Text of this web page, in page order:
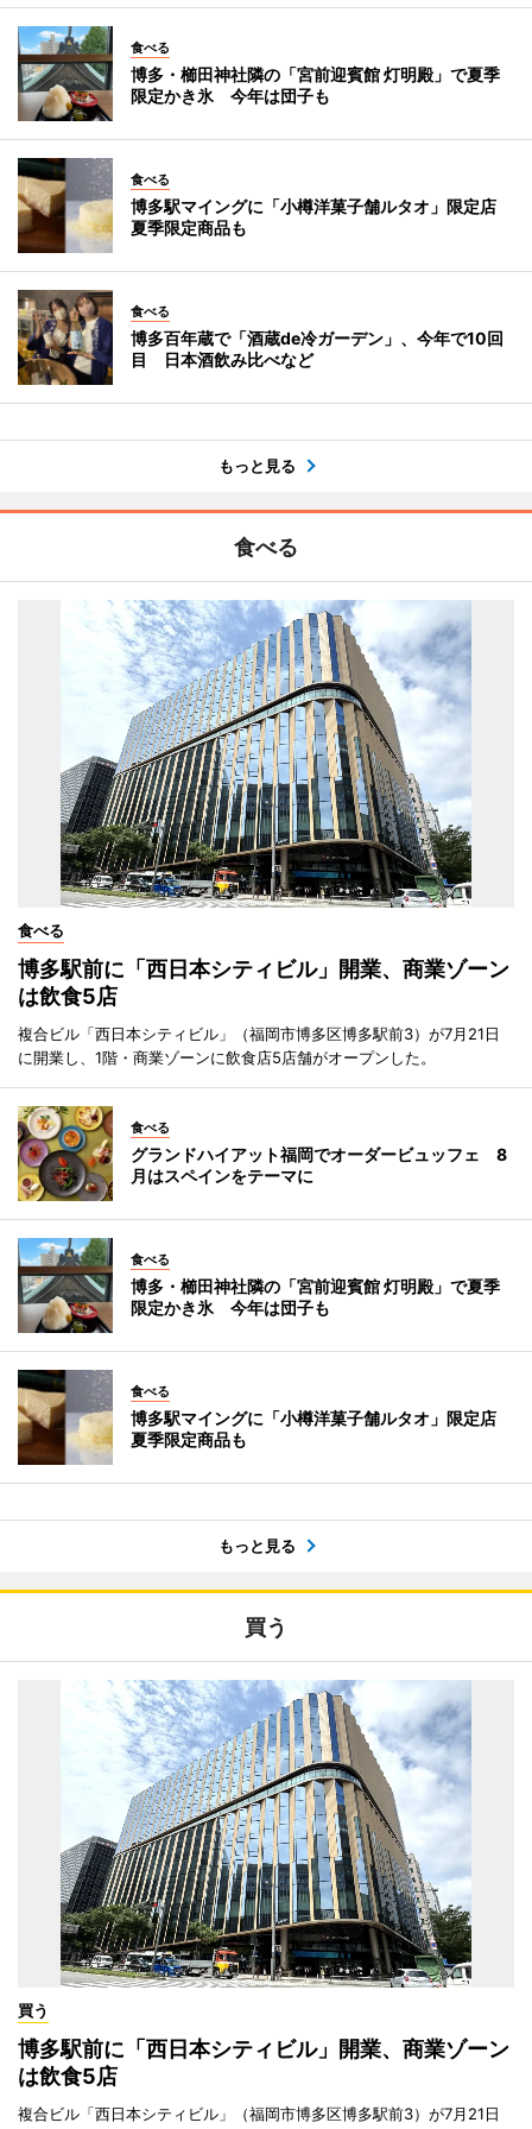
食べる
博多・櫛田神社隣の「宮前迎賓館 灯明殿」で夏季
限定かき氷 今年は団子も
食べる
博多駅マイングに「小樽洋菓子舗ルタオ」限定店
夏季限定商品も
食べる
博多百年蔵で「酒蔵de冷ガーデン」、今年で10回
目 日本酒飲み比べなど
もっと見る
食べる
食べる
博多駅前に「西日本シティビル」開業、商業ゾーン
は飲食5店
複合ビル「西日本シティビル」（福岡市博多区博多駅前3）が7月21日
に開業し、1階・商業ゾーンに飲食店5店舗がオープンした。
食べる
グランドハイアット福岡でオーダービュッフェ 8
月はスペインをテーマに
食べる
博多・櫛田神社隣の「宮前迎賓館 灯明殿」で夏季
限定かき氷 今年は団子も
食べる
博多駅マイングに「小樽洋菓子舗ルタオ」限定店
夏季限定商品も
もっと見る
買う
買う
博多駅前に「西日本シティビル」開業、商業ゾーン
は飲食5店
複合ビル「西日本シティビル」（福岡市博多区博多駅前3）が7月21日